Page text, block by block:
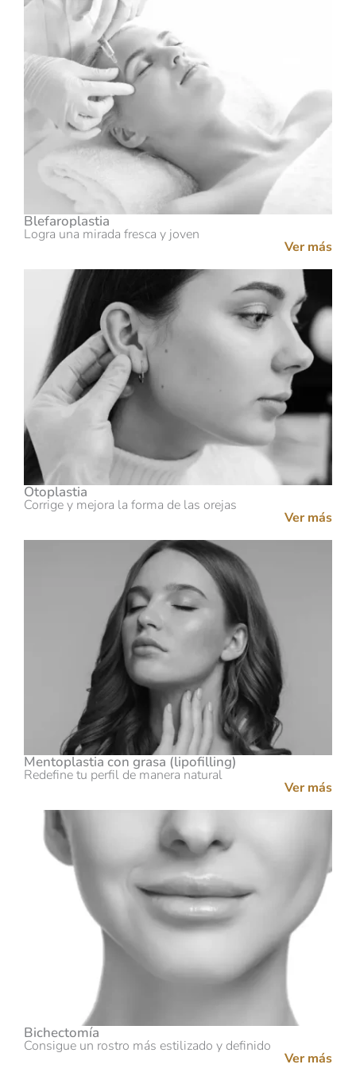
Blefaroplastia
Logra una mirada fresca y joven
Ver más
Otoplastia
Corrige y mejora la forma de las orejas
Ver más
Mentoplastia con grasa (lipofilling)
Redefine tu perfil de manera natural
Ver más
Bichectomía
Consigue un rostro más estilizado y definido
Ver más